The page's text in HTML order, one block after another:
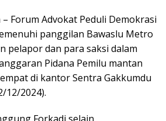
– Forum Advokat Peduli Demokrasi
panggilan Bawaslu Metro
pelapor dan para saksi dalam
Pidana Pemilu mantan
di kantor Sentra Gakkumdu
12/2024).